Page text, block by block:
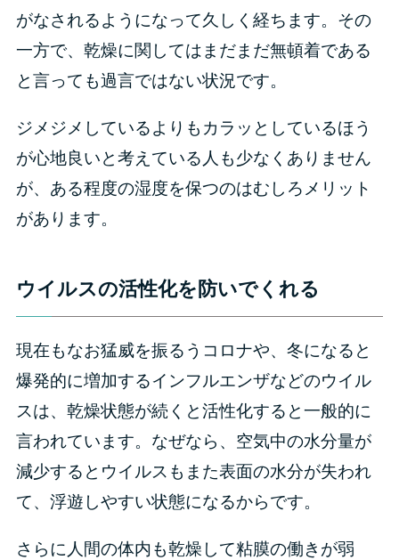
がなされるようになって久しく経ちます。その
一方で、乾燥に関してはまだまだ無頓着である
と言っても過言ではない状況です。
ジメジメしているよりもカラッとしているほう
が心地良いと考えている人も少なくありません
が、ある程度の湿度を保つのはむしろメリット
があります。
ウイルスの活性化を防いでくれる
現在もなお猛威を振るうコロナや、冬になると
爆発的に増加するインフルエンザなどのウイル
スは、乾燥状態が続くと活性化すると一般的に
言われています。なぜなら、空気中の水分量が
減少するとウイルスもまた表面の水分が失われ
て、浮遊しやすい状態になるからです。
さらに人間の体内も乾燥して粘膜の働きが弱